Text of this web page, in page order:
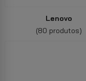
Lenovo
(80 produtos)